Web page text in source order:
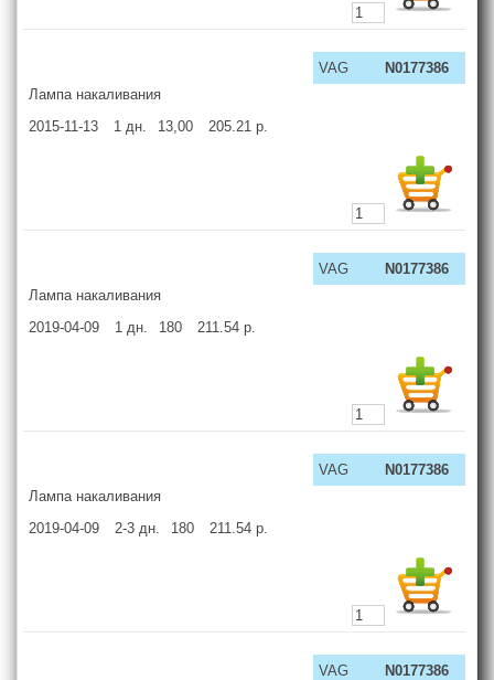
VAG
N0177386
Лампа накаливания
2015-11-13
1 дн. 13,00 205.21 р.
VAG
N0177386
Лампа накаливания
2019-04-09
1 дн. 180 211.54 р.
VAG
N0177386
Лампа накаливания
2019-04-09
2-3 дн. 180 211.54 р.
VAG
N0177386